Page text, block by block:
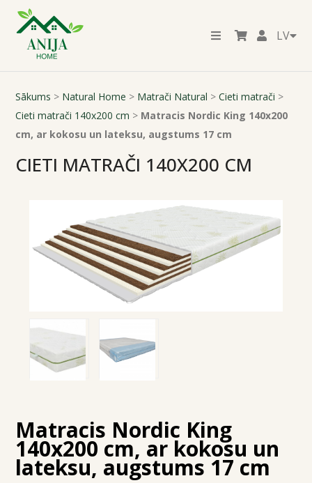
LV
Sākums > Natural Home > Matrači Natural >Cieti matrači >
Cieti matrači 140x200 cm > Matracis Nordic King 140x200
cm, ar kokosu un lateksu, augstums 17 cm
CIETI MATRAČI 140X200 CM
Matracis Nordic King
140x200 cm, ar kokosu un
lateksu, augstums 17 cm